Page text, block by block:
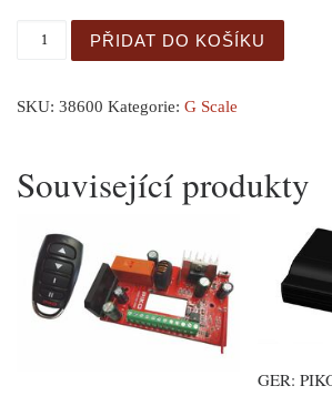
G-D+RGW Wood Coach 331, Yellow
PŘIDAT DO KOŠÍKU
SKU: 38600 Kategorie: G Scale
Související produkty
GER: